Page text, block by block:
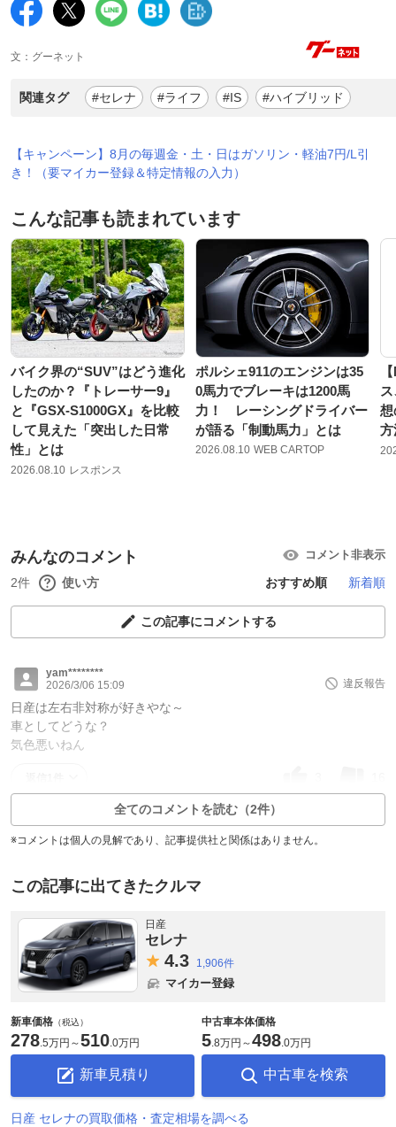
文：グーネット
関連タグ #セレナ #ライフ #IS #ハイブリッド
【キャンペーン】8月の毎週金・土・日はガソリン・軽油7円/L引
き！（要マイカー登録＆特定情報の入力）
こんな記事も読まれています
バイク界の“SUV”はどう進化
したのか？『トレーサー9』
と『GSX-S1000GX』を比較
して見えた「突出した日常
性」とは
2026.08.10 レスポンス
ポルシェ911のエンジンは35
0馬力でブレーキは1200馬
力！ レーシングドライバー
が語る「制動馬力」とは
2026.08.10 WEB CARTOP
想
方
みんなのコメント コメント非表示
2件 使い方 おすすめ順 新着順
この記事にコメントする
yam********
2026/3/06 15:09
違反報告
日産は左右非対称が好きやな～
車としてどうな？
気色悪いねん
全てのコメントを読む（2件）
※コメントは個人の見解であり、記事提供社と関係はありません。
この記事に出てきたクルマ
日産
セレナ
4.3 1,906件
マイカー登録
新車価格 （税込）
278.5万円 ～510.0万円
新車見積り
中古車本体価格
5.8万円 ～498.0万円
中古車を検索
日産 セレナの買取価格・査定相場を調べる